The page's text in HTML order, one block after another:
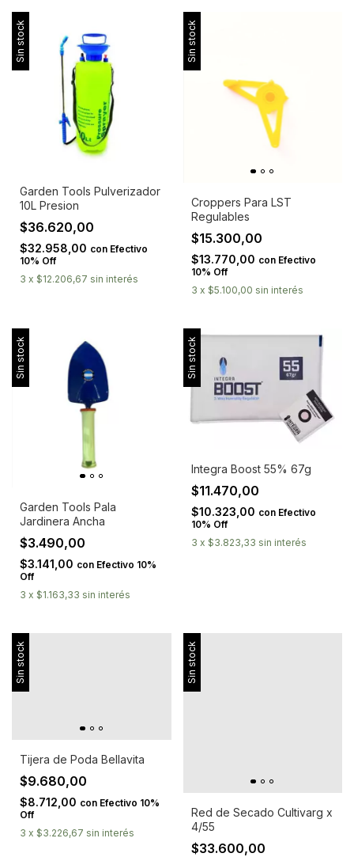
Sin stock
Garden Tools Pulverizador
10L Presion
$36.620,00
$32.958,00 con Efectivo
10% Off
3 x $12.206,67 sin interés
Sin stock
Croppers Para LST
Regulables
$15.300,00
$13.770,00 con Efectivo
10% Off
3 x $5.100,00 sin interés
Sin stock
Garden Tools Pala
Jardinera Ancha
$3.490,00
$3.141,00 con Efectivo 10%
Off
3 x $1.163,33 sin interés
Sin stock
Integra Boost 55% 67g
$11.470,00
$10.323,00 con Efectivo
10% Off
3 x $3.823,33 sin interés
Sin stock
Tijera de Poda Bellavita
$9.680,00
$8.712,00 con Efectivo 10%
Off
3 x $3.226,67 sin interés
Sin stock
Red de Secado Cultivarg x
4/55
$33.600,00